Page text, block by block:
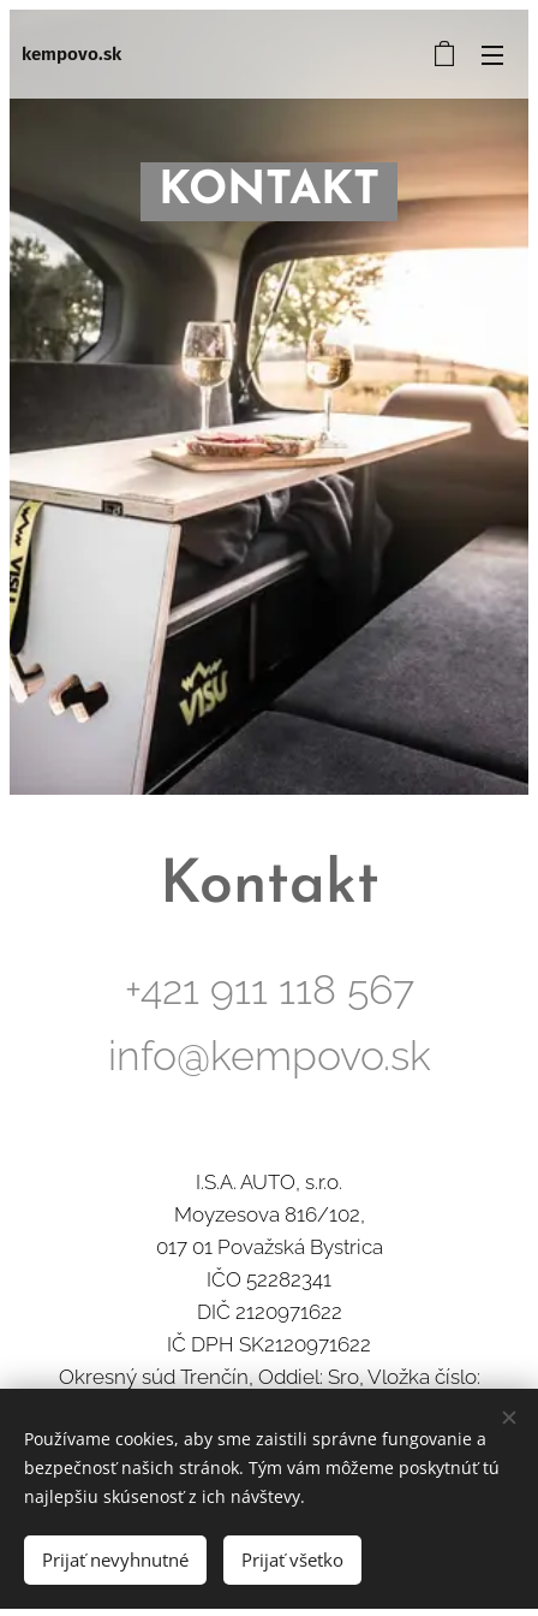
kempovo.sk
KONTAKT
Kontakt
+421 911 118 567
info@kempovo.sk
I.S.A. AUTO, s.r.o.
Moyzesova 816/102,
017 01 Považská Bystrica
IČO 52282341
DIČ 2120971622
IČ DPH SK2120971622
Okresný súd Trenčín, Oddiel: Sro, Vložka číslo:
Orgán dozoru: Inšpektorát SOI pre Trenčiansky kraj
prevádzka
Moyzesova 816/102, 017 01 Považská Bystrica
tel.: +421 42 432 15 74 pondelok-piatok 08:30-17:00
Používame cookies, aby sme zaistili správne fungovanie a
bezpečnosť našich stránok. Tým vám môžeme poskytnúť tú
najlepšiu skúsenosť z ich návštevy.
Prijať nevyhnutné Prijať všetko